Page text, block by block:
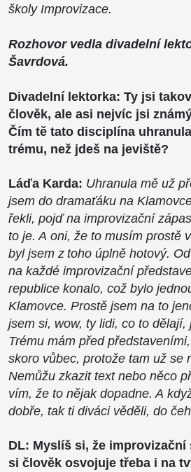
školy Improvizace.
Rozhovor vedla divadelní
Šavrdová.
Divadelní lektorka: Ty jsi
člověk, ale asi nejvíc jsi
Čím tě tato disciplína
trému, než jdeš na jeviště?
Láďa Karda: Uhranula mě už
jsem do dramaťáku na
řekli, pojď na improvizační
to je. A oni, že to musím prostě
byl jsem z toho úplně hotový.
na každé improvizační
republice konalo, což bylo
Klamovce. Prostě jsem na to
jsem si, wow, ty lidi, co to dělají,
Trému mám před
skoro vůbec, protože tam už se
Nemůžu zkazit text nebo něco
vím, že to nějak dopadne. A
dobře, tak ti diváci věděli, do
DL: Myslíš si, že
si člověk osvojuje třeba i na